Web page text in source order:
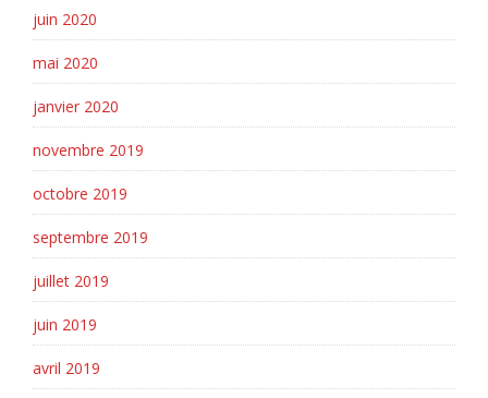
juin 2020
mai 2020
janvier 2020
novembre 2019
octobre 2019
septembre 2019
juillet 2019
juin 2019
avril 2019